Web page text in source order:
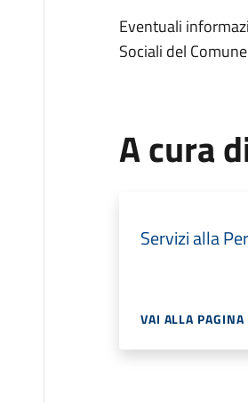
Eventuali
Sociali del
A cura
Servizi alla
VAI ALLA PAGINA